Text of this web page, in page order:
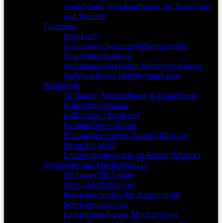
Ausbildung zum Kaufmann für Tourismus
und Freizeit
Finanzen
Bürokraft
Sozialversicherungsfachangestellte
Finanzbuchhaltung
Stellenausschreibung Müritz-Sparkasse
Sachbearbeiter Müritz-Sparkasse
Bauberufe
Tiefbauer, Straßenbauer & Kanalbauer
Rohrleitungsbauer
Kalkulator / Bauleiter
Baumaschinenführer
Planungsingenieur Waren (Müritz):
Bauleiter MOT
Leitplankenmonteur in Waren (Müritz)
Elektriker und Mechatroniker
Schlosser/Techniker
Techniker/Schlosser
Servicetechniker Medizintechnik
Servicemitarbeiter
Elektroinstallateur Müritzregion